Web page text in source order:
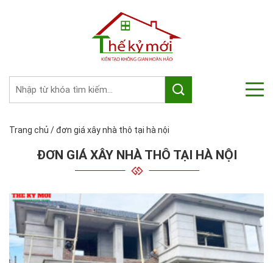
Trang chủ /đơn giá xây nhà thô tại hà nội
ĐƠN GIÁ XÂY NHÀ THÔ TẠI HÀ NỘI